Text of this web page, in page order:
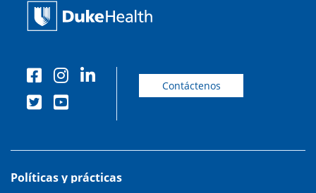
Contáctenos
Políticas y prácticas